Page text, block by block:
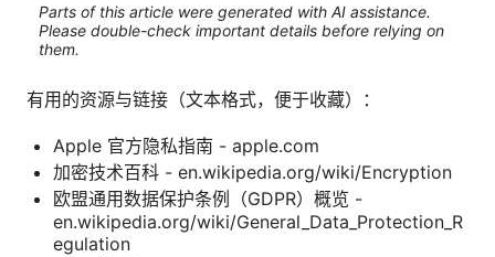
Parts of this article were generated with AI assistance.
Please double-check important details before relying on
them.
有用的资源与链接（文本格式，便于收藏）：
Apple 官方隐私指南 - apple.com
加密技术百科 - en.wikipedia.org/wiki/Encryption
欧盟通用数据保护条例（GDPR）概览 -
en.wikipedia.org/wiki/General_Data_Protection_R
egulation